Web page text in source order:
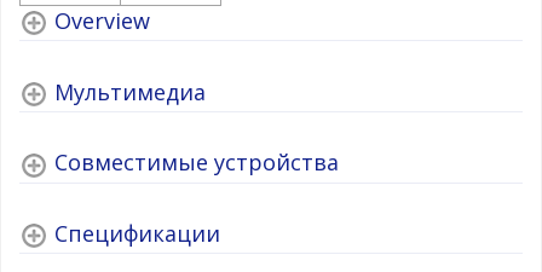
Overview
Мультимедиа
Совместимые устройства
Спецификации